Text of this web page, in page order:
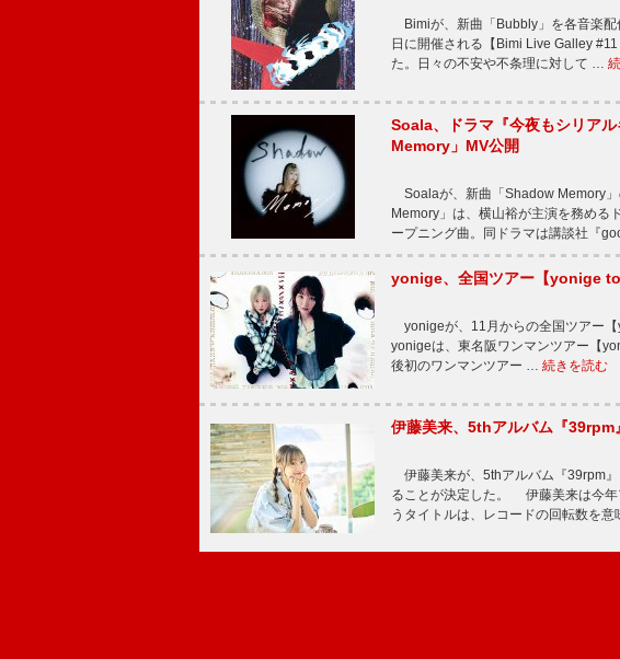
Bimiが、新曲「Bubbly」を各音楽
日に開催される【Bimi Live Galley
た。日々の不安や不条理に対して …
Soala、ドラマ『今夜もシリア
Memory」MV公開
Soalaが、新曲「Shadow Memory
Memory」は、横山裕が主演を務める
ープニング曲。同ドラマは講談社『
yonige、全国ツアー【yonige
yonigeが、11月からの全国ツアー
yonigeは、東名阪ワンマンツアー【
後初のワンマンツアー … 続きを読む
伊藤美来、5thアルバム『
伊藤美来が、5thアルバム『39rpm
ることが決定した。 伊藤美来は今年
うタイトルは、レコードの回転数を